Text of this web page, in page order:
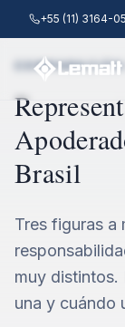
Saltar al+55 (11) 3164-
Brasil
Tres figuras a
muy distintos.
una y cuándo